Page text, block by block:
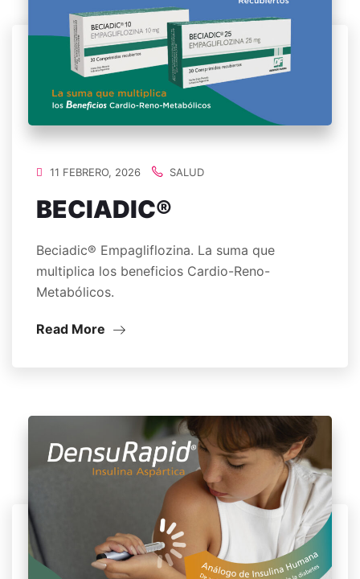
11 FEBRERO, 2026 SALUD
BECIADIC®
Beciadic® Empagliflozina. La suma que
multiplica los beneficios Cardio-Reno-
Metabólicos.
Read More